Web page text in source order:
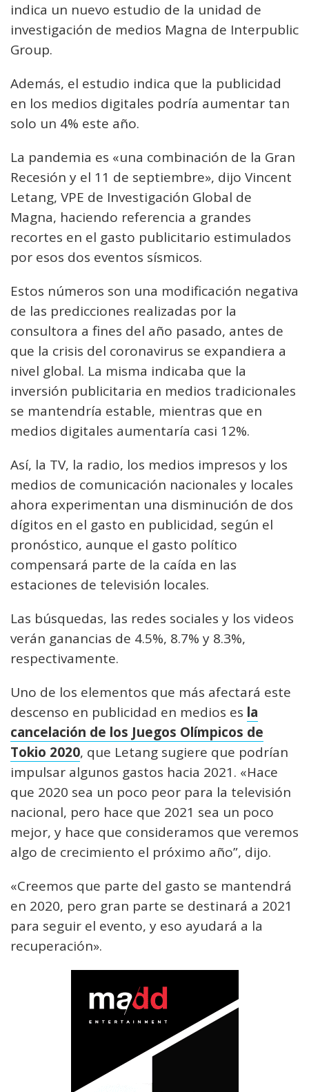
indica un nuevo estudio de la unidad de
investigación de medios Magna de Interpublic
Group.
Además, el estudio indica que la publicidad
en los medios digitales podría aumentar tan
solo un 4% este año.
La pandemia es «una combinación de la Gran
Recesión y el 11 de septiembre», dijo Vincent
Letang, VPE de Investigación Global de
Magna, haciendo referencia a grandes
recortes en el gasto publicitario estimulados
por esos dos eventos sísmicos.
Estos números son una modificación negativa
de las predicciones realizadas por la
consultora a fines del año pasado, antes de
que la crisis del coronavirus se expandiera a
nivel global. La misma indicaba que la
inversión publicitaria en medios tradicionales
se mantendría estable, mientras que en
medios digitales aumentaría casi 12%.
Así, la TV, la radio, los medios impresos y los
medios de comunicación nacionales y locales
ahora experimentan una disminución de dos
dígitos en el gasto en publicidad, según el
pronóstico, aunque el gasto político
compensará parte de la caída en las
estaciones de televisión locales.
Las búsquedas, las redes sociales y los videos
verán ganancias de 4.5%, 8.7% y 8.3%,
respectivamente.
Uno de los elementos que más afectará este
descenso en publicidad en medios es la
cancelación de los Juegos Olímpicos de
Tokio 2020, que Letang sugiere que podrían
impulsar algunos gastos hacia 2021. «Hace
que 2020 sea un poco peor para la televisión
nacional, pero hace que 2021 sea un poco
mejor, y hace que consideramos que veremos
algo de crecimiento el próximo año”, dijo.
«Creemos que parte del gasto se mantendrá
en 2020, pero gran parte se destinará a 2021
para seguir el evento, y eso ayudará a la
recuperación».